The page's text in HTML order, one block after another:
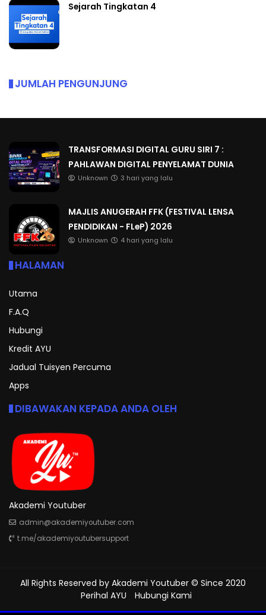
Sejarah Tingkatan 4
JUMLAH PENGUNJUNG
TRANSFORMASI DIGITAL GURU SIRI 7 :
PAHLAWAN DIGITAL PENYELAMAT DUNIA
Unknown 3 hari yang lalu
MAJLIS ANUGERAH FFK (FESTIVAL LENSA
PENDIDIKAN - FLeP) 2026
Unknown 4 hari yang lalu
HALAMAN
Utama
F.A.Q
Hubungi
Kredit AYU
Jadual Tuisyen Percuma
Apps
DIBAWAKAN KEPADA ANDA OLEH
Akademi Youtuber
admin@akademiyoutuber.com
t.me/akademiyoutubersupport
All Rights Reserved by Akademi Youtuber © Since 2020
Perihal AYU
Hubungi Kami